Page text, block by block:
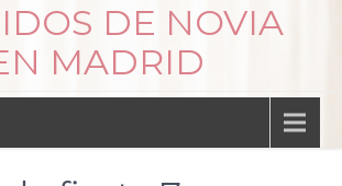
DE NOVIA
MADRID